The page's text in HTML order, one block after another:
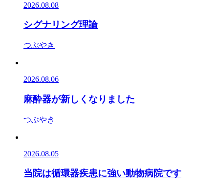
2026.08.08
シグナリング理論
つぶやき
2026.08.06
麻酔器が新しくなりました
つぶやき
2026.08.05
当院は循環器疾患に強い動物病院です